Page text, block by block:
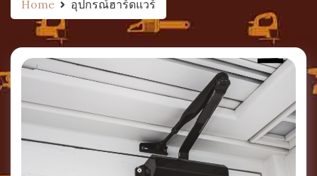
Home อุปกรณ์ฮาร์ดแวร์